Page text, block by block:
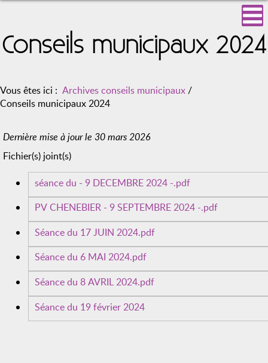
Conseils municipaux 2024
Vous êtes ici : Archives conseils municipaux /
Conseils municipaux 2024
Dernière mise à jour le 30 mars 2026
Fichier(s) joint(s)
séance du - 9 DECEMBRE 2024 -.pdf
PV CHENEBIER - 9 SEPTEMBRE 2024 -.pdf
Séance du 17 JUIN 2024.pdf
Séance du 6 MAI 2024.pdf
Séance du 8 AVRIL 2024.pdf
Séance du 19 février 2024